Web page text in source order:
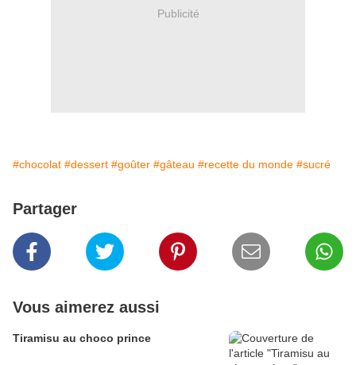
Publicité
#chocolat #dessert #goûter #gâteau #recette du monde #sucré
Partager
Vous aimerez aussi
Tiramisu au choco prince